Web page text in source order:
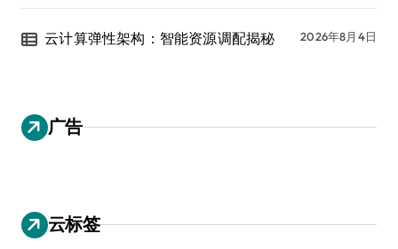
云计算弹性架构：智能资源调配揭秘 2026年8月4日
广告
云标签